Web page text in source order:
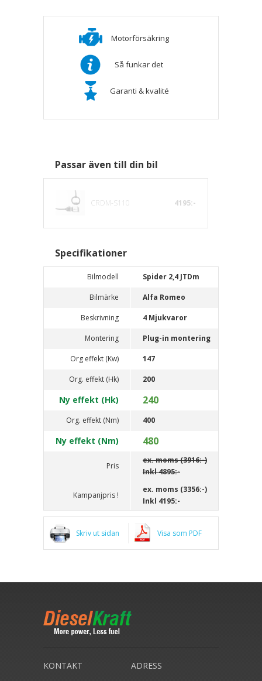
Motorförsäkring
Så funkar det
Garanti & kvalité
Passar även till din bil
CRDM-S110 4195:-
Specifikationer
Bilmodell Spider 2,4 JTDm
Bilmärke Alfa Romeo
Beskrivning 4 Mjukvaror
Montering Plug-in montering
Org effekt (Kw) 147
Org. effekt (Hk) 200
Ny effekt (Hk) 240
Org. effekt (Nm) 400
Ny effekt (Nm) 480
Pris
ex. moms (3916:-)
Inkl4895:-
Kampanjpris !
ex. moms (3356:-)
Inkl 4195:-
Skriv ut sidan Visa som PDF
KONTAKT ADRESS